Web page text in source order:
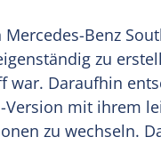
Benz
zu
war. Daraufhin
mit ihrem
zu wechseln.